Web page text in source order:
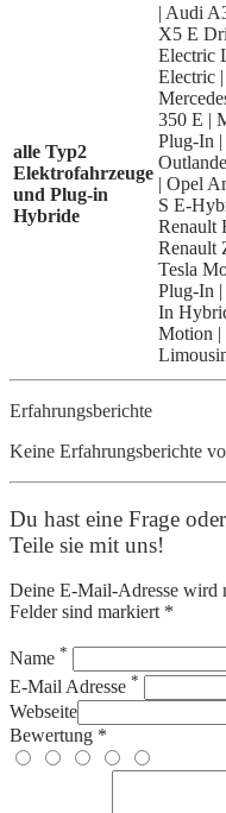
alle Typ2
Elektrofahrzeuge
und Plug-in
Hybride
| Audi
X5 E
Electric
Electric
350 E |
Plug-In
| Opel
S E-
Renault
Renault
Tesla
Plug-In
In
Motion |
Erfahrungsberichte
Keine Erfahrungsberichte
Du hast eine Frage
Teile sie mit uns!
Deine E-Mail-Adresse wird
Felder sind markiert *
Name *
E-Mail Adresse *
Webseite
Bewertung *